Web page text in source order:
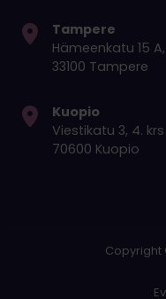
Tampere
Hämeenkatu 15
33100 Tampere
Kuopio
Viestikatu 3, 4. krs
70600 Kuopio
Copyright